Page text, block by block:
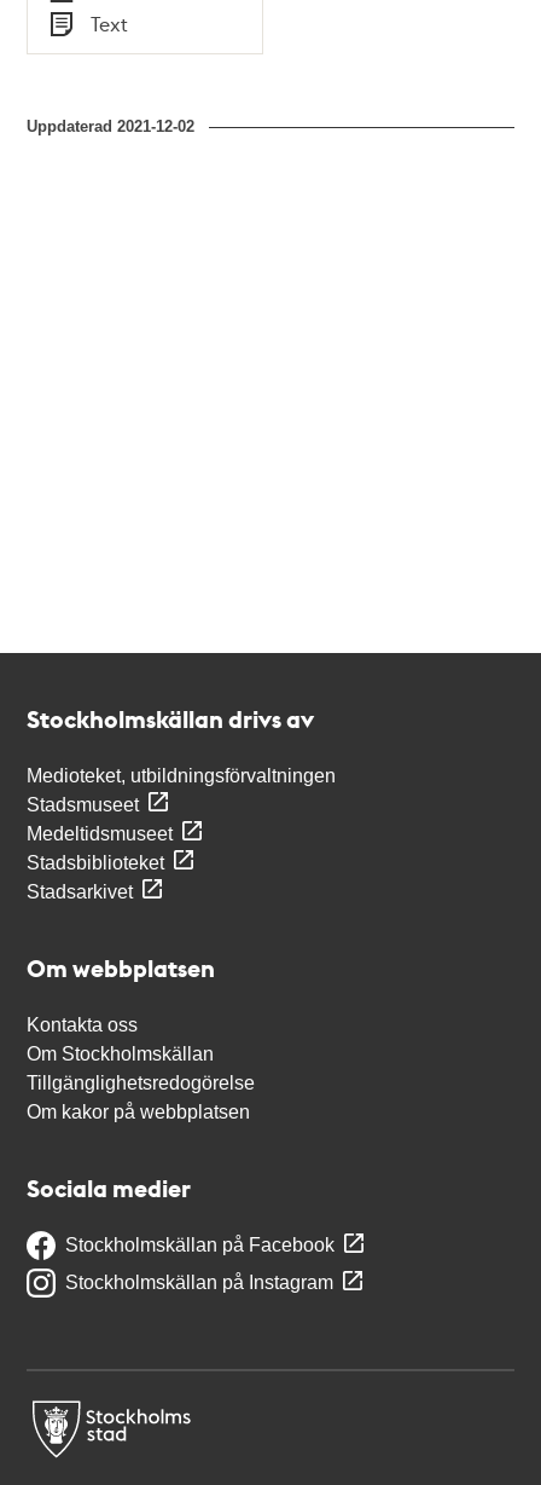
Tid
Typ
Text
Uppdaterad2021-12-02
Stockholmskällan drivs av
Medioteket, utbildningsförvaltningen
Stadsmuseet
Medeltidsmuseet
Stadsbiblioteket
Stadsarkivet
Om webbplatsen
Kontakta oss
Om Stockholmskällan
Tillgänglighetsredogörelse
Om kakor på webbplatsen
Sociala medier
Stockholmskällan på Facebook
Stockholmskällan på Instagram